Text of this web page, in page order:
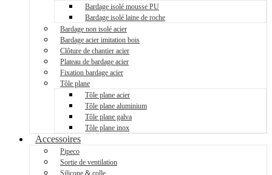
Bardage isolé mousse PU
Bardage isolé laine de roche
Bardage non isolé acier
Bardage acier imitation bois
Clôture de chantier acier
Plateau de bardage acier
Fixation bardage acier
Tôle plane
Tôle plane acier
Tôle plane aluminium
Tôle plane galva
Tôle plane inox
Accessoires
Pipeco
Sortie de ventilation
Silicone & colle